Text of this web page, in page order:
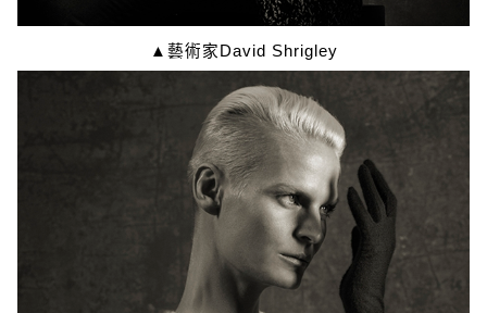
▲藝術家David Shrigley